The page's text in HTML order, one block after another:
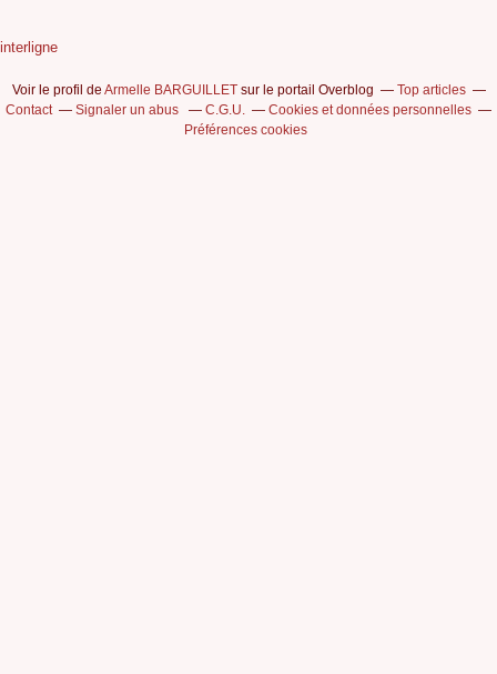
interligne
Voir le profil de Armelle BARGUILLETsur le portail Overblog
Top articles
Contact
Signaler un abus C.G.U.
Cookies et données personnelles
Préférences cookies